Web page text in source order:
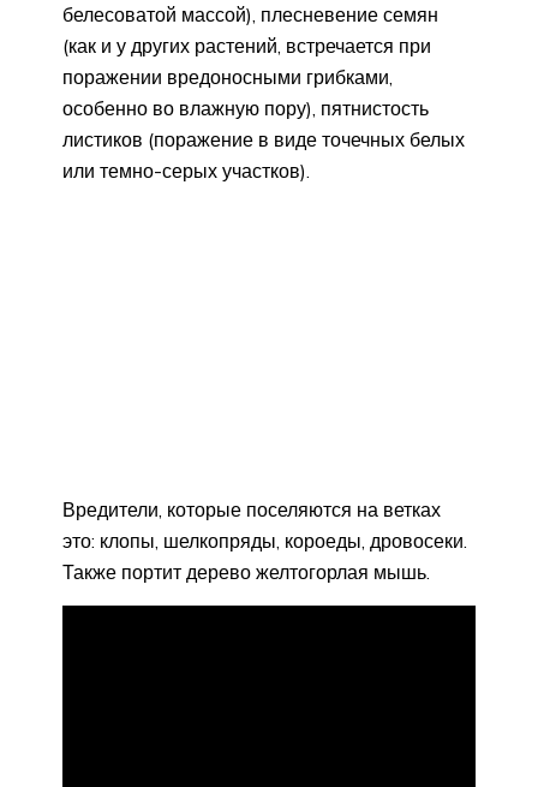
белесоватой массой), плесневение семян
(как и у других растений, встречается при
поражении вредоносными грибками,
особенно во влажную пору), пятнистость
листиков (поражение в виде точечных белых
или темно-серых участков).
Вредители, которые поселяются на ветках
это: клопы, шелкопряды, короеды, дровосеки.
Также портит дерево желтогорлая мышь.